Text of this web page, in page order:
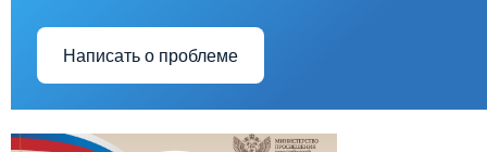
Написать о проблеме